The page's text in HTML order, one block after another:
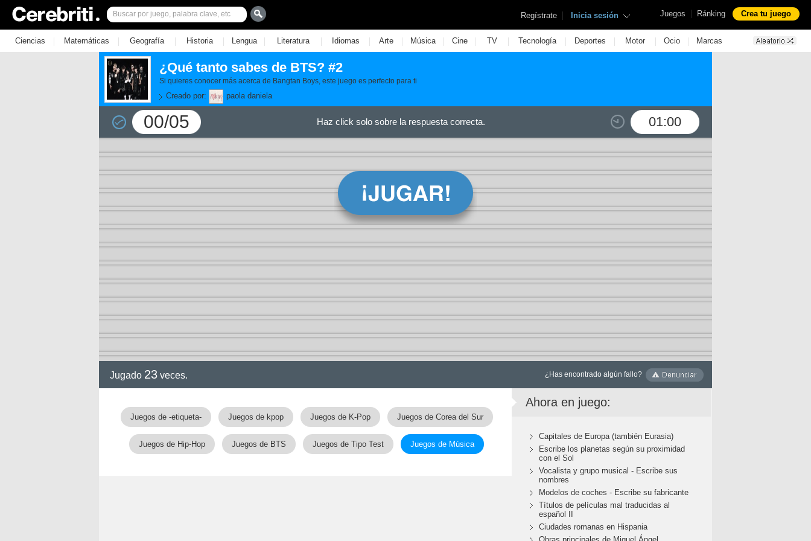
Juegos | Ránking Crea tu juego
Regístrate | Inicia sesión
Ciencias | Matemáticas | Geografía | Historia | Lengua | Literatura | Idiomas | Arte | Música | Cine | TV | Tecnología | Deportes | Motor | Ocio | Marcas
¿Qué tanto sabes de BTS? #2
Si quieres conocer más acerca de Bangtan Boys, este juego es perfecto para ti
Creado por: paola daniela
00/05 01:00
Haz click solo sobre la respuesta correcta.
Jugado 23 veces. ¿Has encontrado algún fallo?
Juegos de -etiqueta- Juegos de kpop Juegos de K-Pop Juegos de Corea del Sur
Juegos de Hip-Hop Juegos de BTS Juegos de Tipo Test Juegos de Música
Ahora en juego:
Capitales de Europa (también Eurasia)
Escribe los planetas según su proximidad
con el Sol
Vocalista y grupo musical - Escribe sus
nombres
Modelos de coches - Escribe su fabricante
Títulos de películas mal traducidas al
español II
Ciudades romanas en Hispania